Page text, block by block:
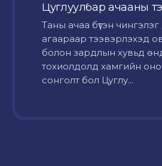
Цуглуулбар ачааны
Таны ачаа бүтэн чингэлэг
агаараар тээвэрлэхэд
болон зардлын хувьд
тохиолдолд хамгийн
сонголт бол Цуглу...